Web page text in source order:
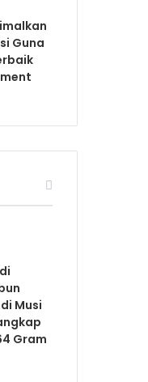
Guna
Musi
Gram